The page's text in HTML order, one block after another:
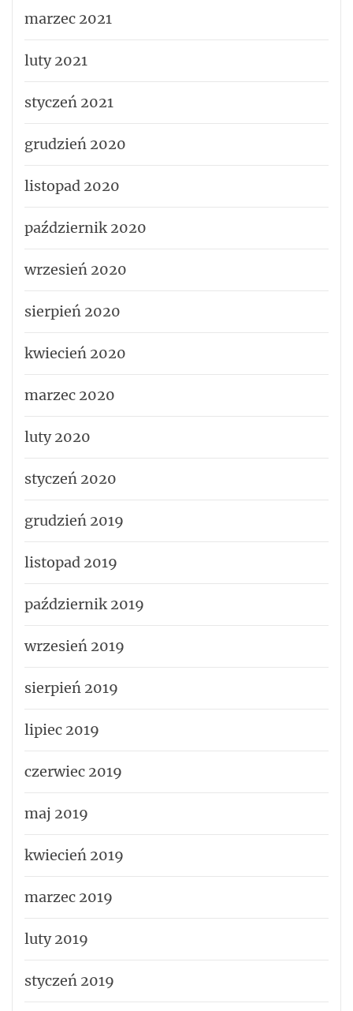
marzec 2021
luty 2021
styczeń 2021
grudzień 2020
listopad 2020
październik 2020
wrzesień 2020
sierpień 2020
kwiecień 2020
marzec 2020
luty 2020
styczeń 2020
grudzień 2019
listopad 2019
październik 2019
wrzesień 2019
sierpień 2019
lipiec 2019
czerwiec 2019
maj 2019
kwiecień 2019
marzec 2019
luty 2019
styczeń 2019